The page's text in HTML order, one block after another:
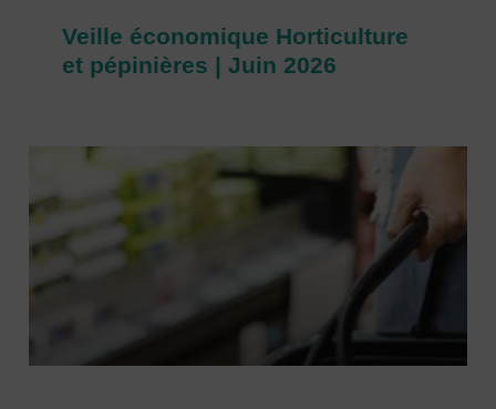
Veille économique Horticulture
et pépinières | Juin 2026